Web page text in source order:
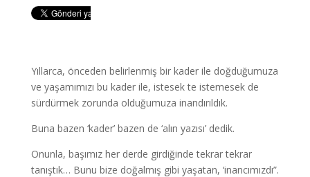
Yıllarca, önceden belirlenmiş bir kader ile doğduğumuza
ve yaşamımızı bu kader ile, istesek te istemesek de
sürdürmek zorunda olduğumuza inandırıldık.
Buna bazen ‘kader’ bazen de ‘alın yazısı’ dedik.
Onunla, başımız her derde girdiğinde tekrar tekrar
tanıştık… Bunu bize doğalmış gibi yaşatan, ‘inancımızdı”.